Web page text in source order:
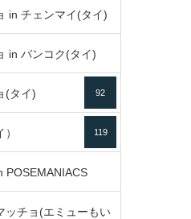
in チェンマイ(タイ)
in バンコク(タイ)
85
(タイ) 92
119
POSEMANIACS
49
ッチョ(エミューもい